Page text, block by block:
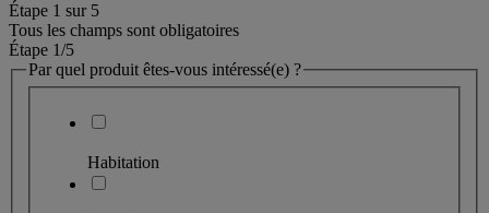
Étape 1 sur 5
Tous les champs sont obligatoires
Étape 1/5
Par quel produit êtes-vous intéressé(e) ?
Habitation